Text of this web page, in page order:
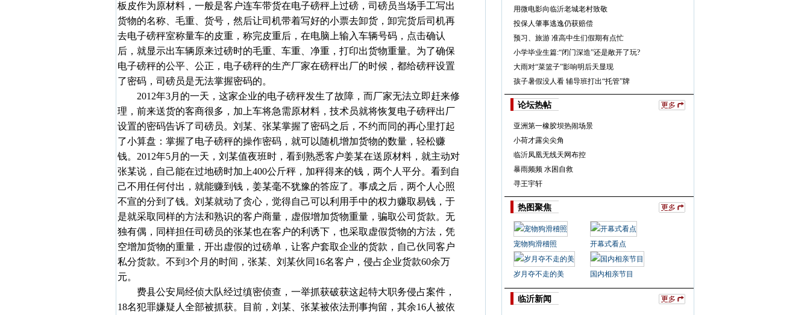
板皮作为原材料，一般是客户连车带货在电子磅秤上过磅，司磅员当场手工写出
货物的名称、毛重、货号，然后让司机带着写好的小票去卸货，卸完货后司机再
去电子磅秤室称量车的皮重，称完皮重后，在电脑上输入车辆号码，点击确认
后，就显示出车辆原来过磅时的毛重、车重、净重，打印出货物重量。为了确保
电子磅秤的公平、公正，电子磅秤的生产厂家在磅秤出厂的时候，都给磅秤设置
了密码，司磅员是无法掌握密码的。
2012年3月的一天，这家企业的电子磅秤发生了故障，而厂家无法立即赶来修
理，前来送货的客商很多，加上车将急需原材料，技术员就将恢复电子磅秤出厂
设置的密码告诉了司磅员。刘某、张某掌握了密码之后，不约而同的再心里打起
了小算盘：掌握了电子磅秤的操作密码，就可以随机增加货物的数量，轻松赚
钱。2012年5月的一天，刘某值夜班时，看到熟悉客户姜某在送原材料，就主动对
张某说，自己能在过地磅时加上400公斤秤，加秤得来的钱，两个人平分。看到自
己不用任何付出，就能赚到钱，姜某毫不犹豫的答应了。事成之后，两个人心照
不宣的分到了钱。刘某就动了贪心，觉得自己可以利用手中的权力赚取易钱，于
是就采取同样的方法和熟识的客户商量，虚假增加货物重量，骗取公司货款。无
独有偶，同样担任司磅员的张某也在客户的利诱下，也采取虚假货物的方法，凭
空增加货物的重量，开出虚假的过磅单，让客户套取企业的货款，自己伙同客户
私分货款。不到3个月的时间，张某、刘某伙同16名客户，侵占企业货款60余万
元。
费县公安局经侦大队经过缜密侦查，一举抓获破获这起特大职务侵占案件，
18名犯罪嫌疑人全部被抓获。目前，刘某、张某被依法刑事拘留，其余16人被依
用微电影向临沂老城老村致敬
投保人肇事逃逸仍获赔偿
预习、旅游 准高中生们假期有点忙
小学毕业生篇:“闭门深造”还是敞开了玩?
大雨对“菜篮子”影响明后天显现
孩子暑假没人看 辅导班打出“托管”牌
论坛热帖
亚洲第一橡胶坝热闹场景
小荷才露尖尖角
临沂凤凰无线天网布控
暴雨频频 水困自救
寻王宇轩
热图聚焦
宠物狗滑稽照 开幕式看点
岁月夺不走的美 国内相亲节目
临沂新闻